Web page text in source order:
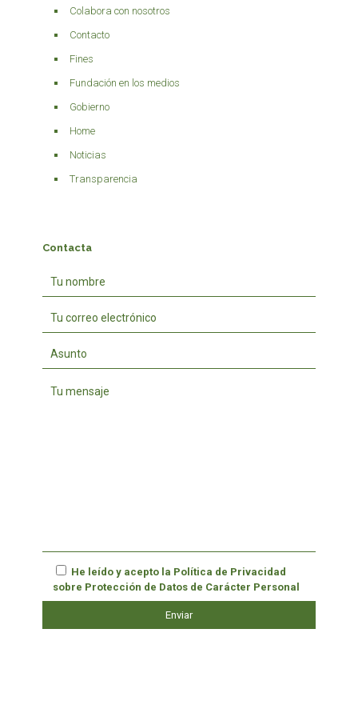
Colabora con nosotros
Contacto
Fines
Fundación en los medios
Gobierno
Home
Noticias
Transparencia
Contacta
He leído y acepto la Política de Privacidad
sobre Protección de Datos de Carácter Personal